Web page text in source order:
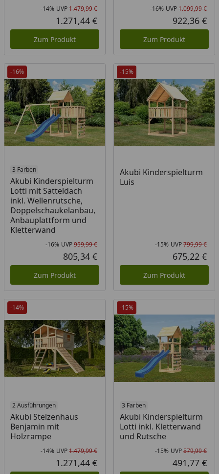
Rabatt in Prozent
-14%
Ursprünglicher Preis
UVP1.479,99 €
Aktueller Preis
1.271,44 €
Zum Produkt
-16% UVP1.099,99 €
922,36 €
Zum Produkt
-16%
3 Farben
Akubi Kinderspielturm
Lotti mit Satteldach
inkl. Wellenrutsche,
Doppelschaukelanbau,
Anbauplattform und
Kletterwand
Rabatt in Prozent
-16%
Ursprünglicher Preis
UVP959,99 €
Aktueller Preis
805,34 €
Zum Produkt
-15%
Akubi Kinderspielturm
Luis
-15% UVP799,99 €
675,22 €
Zum Produkt
-14%
2 Ausführungen
Akubi Stelzenhaus
Benjamin mit
Holzrampe
Rabatt in Prozent
-14%
Ursprünglicher Preis
UVP1.479,99 €
Aktueller Preis
1.271,44 €
-15%
3 Farben
Akubi Kinderspielturm
Lotti inkl. Kletterwand
und Rutsche
-15% UVP579,99 €
491,77 €